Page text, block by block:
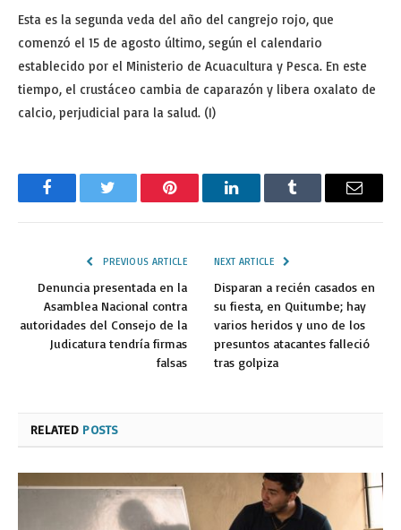
Esta es la segunda veda del año del cangrejo rojo, que
comenzó el 15 de agosto último, según el calendario
establecido por el Ministerio de Acuacultura y Pesca. En este
tiempo, el crustáceo cambia de caparazón y libera oxalato de
calcio, perjudicial para la salud. (I)
FacebookTwitter Pinterest LinkedInTumblr Email
PREVIOUS ARTICLE
Denuncia presentada en la
Asamblea Nacional contra
autoridades del Consejo de la
Judicatura tendría firmas
falsas
NEXT ARTICLE
Disparan a recién casados en
su fiesta, en Quitumbe; hay
varios heridos y uno de los
presuntos atacantes falleció
tras golpiza
RELATED POSTS